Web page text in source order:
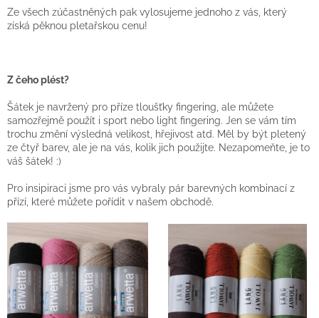
Ze všech zúčastněných pak vylosujeme jednoho z vás, který
získá pěknou pletařskou cenu!
Z čeho plést?
Šátek je navržený pro příze tloušťky fingering, ale můžete
samozřejmě použít i sport nebo light fingering. Jen se vám tím
trochu změní výsledná velikost, hřejivost atd. Měl by být pletený
ze čtyř barev, ale je na vás, kolik jich použijte. Nezapomeňte, je to
váš šátek! :)
Pro insipiraci jsme pro vás vybraly pár barevných kombinací z
přízí, které můžete pořídit v našem obchodě.